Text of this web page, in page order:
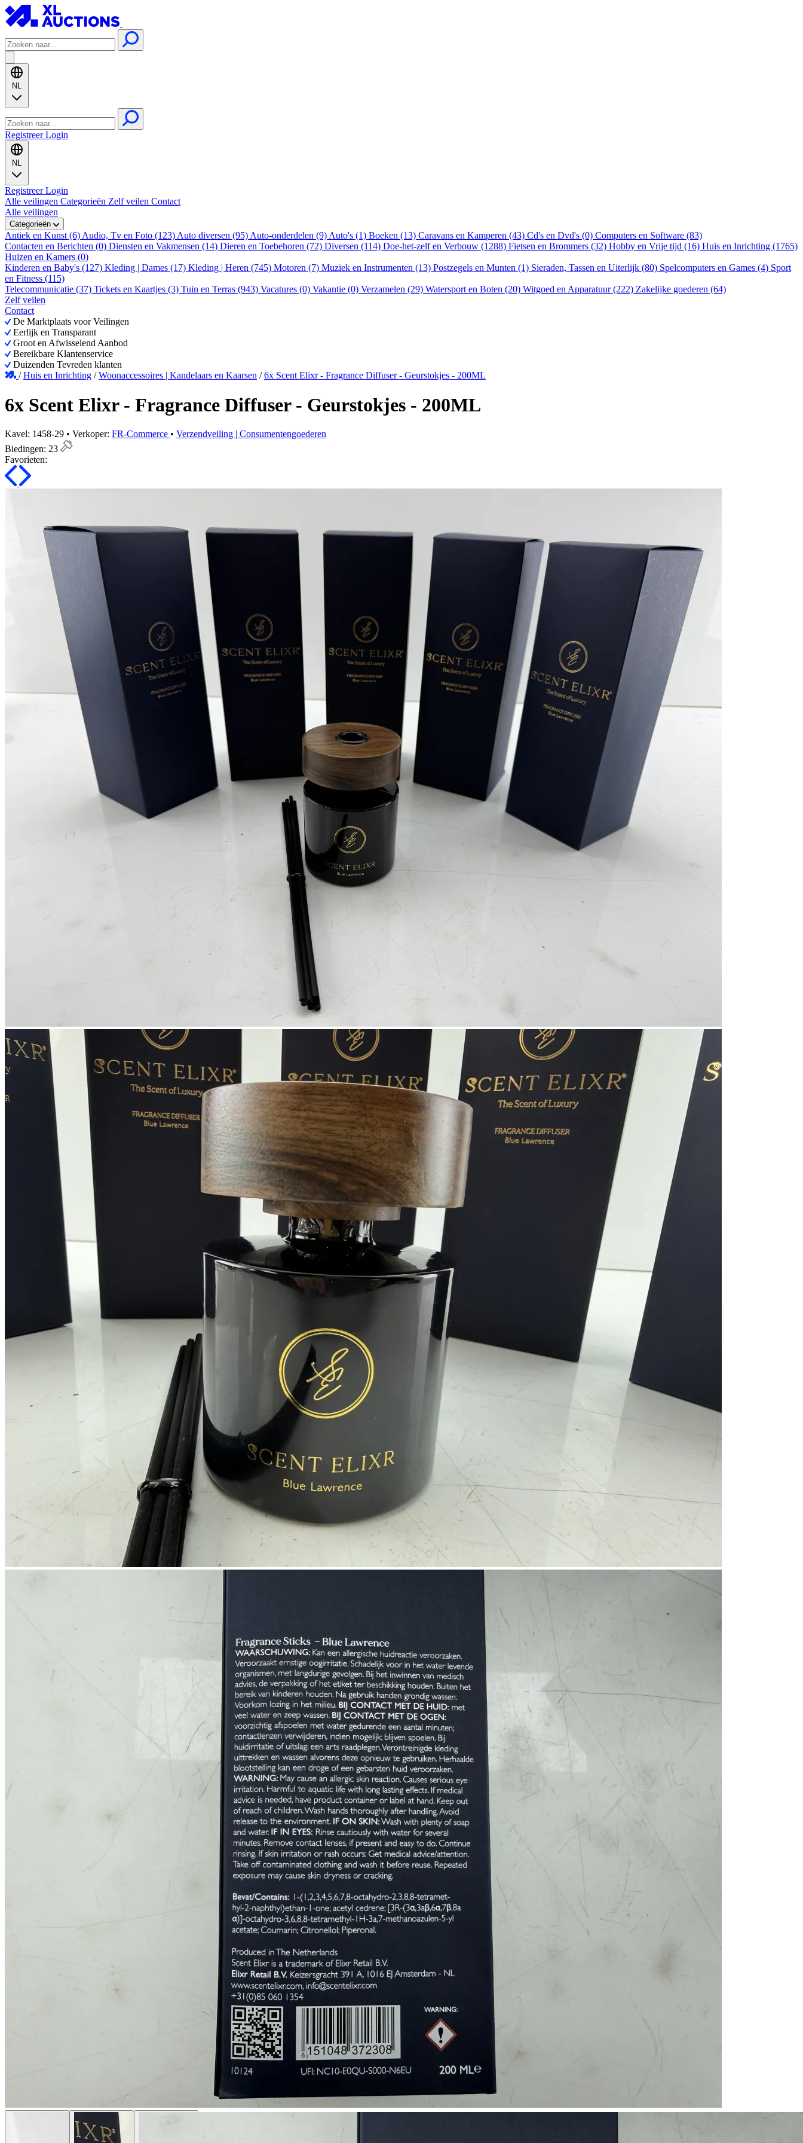
NL
RegistreerLogin
NL
RegistreerLogin
Alle veilingen Categorieën Zelf veilen Contact
Alle veilingen
Categorieën
Antiek en Kunst (6) Audio, Tv en Foto (123) Auto diversen (95) Auto-onderdelen (9) Auto's (1) Boeken (13) Caravans en Kamperen (43) Cd's en Dvd's (0) Computers en Software (83)
Contacten en Berichten (0) Diensten en Vakmensen (14) Dieren en Toebehoren (72) Diversen (114) Doe-het-zelf en Verbouw (1288) Fietsen en Brommers (32) Hobby en Vrije tijd (16) Huis en Inrichting (1765)
Huizen en Kamers (0)
Kinderen en Baby's (127) Kleding | Dames (17) Kleding | Heren (745) Motoren (7) Muziek en Instrumenten (13) Postzegels en Munten (1) Sieraden, Tassen en Uiterlijk (80) Spelcomputers en Games (4) Sport
en Fitness (115)
Telecommunicatie (37) Tickets en Kaartjes (3) Tuin en Terras (943) Vacatures (0) Vakantie (0) Verzamelen (29) Watersport en Boten (20) Witgoed en Apparatuur (222) Zakelijke goederen (64)
Zelf veilen
Contact
De Marktplaats voor Veilingen
Eerlijk en Transparant
Groot en Afwisselend Aanbod
Bereikbare Klantenservice
Duizenden Tevreden klanten
/Huis en Inrichting /Woonaccessoires | Kandelaars en Kaarsen /6x Scent Elixr - Fragrance Diffuser - Geurstokjes - 200ML
6x Scent Elixr - Fragrance Diffuser - Geurstokjes - 200ML
Kavel: 1458-29 • Verkoper: FR-Commerce • Verzendveiling | Consumentengoederen
Biedingen: 23
Favorieten: